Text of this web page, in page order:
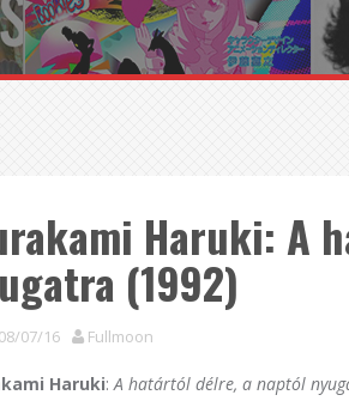
Haruki: A
(1992)
07/16 Fullmoon
Haruki:A határtól délre, a naptól